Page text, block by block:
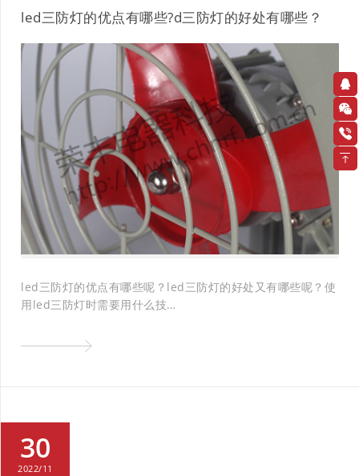
led三防灯的优点有哪些?d三防灯的好处有哪些？
led三防灯的优点有哪些呢？led三防灯的好处又有哪些呢？使
用led三防灯时需要用什么技…
30
2022/11